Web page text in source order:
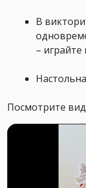
В
–
Посмотрите